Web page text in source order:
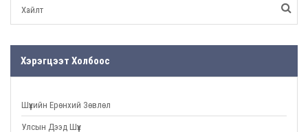
Хэрэгцээт Холбоос
Шүүхийн Ерөнхий Зөвлөл
Улсын Дээд Шүүх